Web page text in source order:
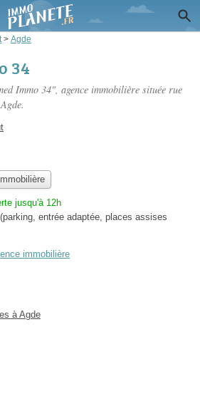
> Agde
34
Immo 34", agence immobilière située rue
jusqu'à 12h
(parking, entrée adaptée, places assises
immobilière
à Agde